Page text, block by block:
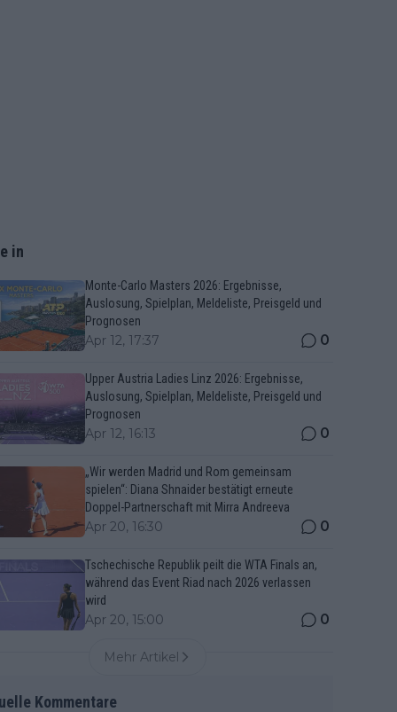
in
Monte-Carlo Masters 2026: Ergebnisse,
Auslosung, Spielplan, Meldeliste, Preisgeld und
Prognosen
Apr 12, 17:37 0
Upper Austria Ladies Linz 2026: Ergebnisse,
Auslosung, Spielplan, Meldeliste, Preisgeld und
Prognosen
Apr 12, 16:13 0
„Wir werden Madrid und Rom gemeinsam
spielen“: Diana Shnaider bestätigt erneute
Doppel-Partnerschaft mit Mirra Andreeva
Apr 20, 16:30 0
Tschechische Republik peilt die WTA Finals an,
während das Event Riad nach 2026 verlassen
wird
Apr 20, 15:00 0
Mehr Artikel
Kommentare